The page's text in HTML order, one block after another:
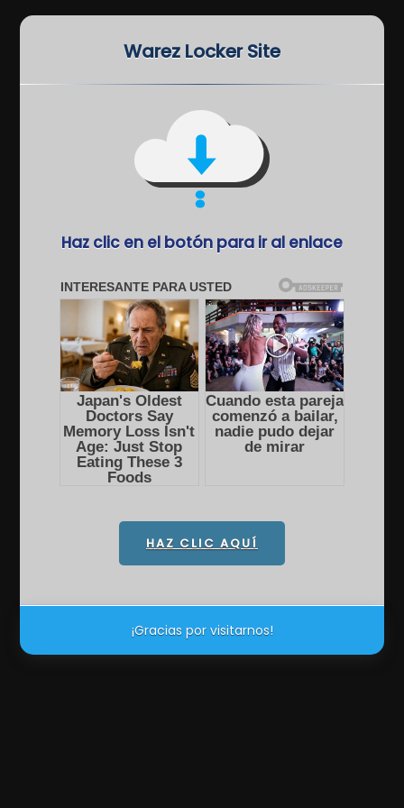
Warez Locker Site
Haz clic en el botón para ir al enlace
HAZ CLIC AQUÍ
¡Gracias por visitarnos!